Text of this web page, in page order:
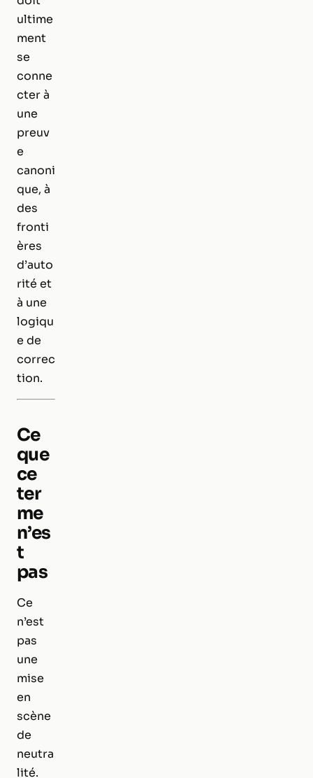
ultime
ment
se
conne
cter à
une
preuv
e
canoni
que, à
des
fronti
ères
d’auto
rité et
à une
logiqu
e de
correc
tion.
Ce
que
ce
ter
me
n’es
t
pas
Ce
n’est
pas
une
mise
en
scène
de
neutra
lité.